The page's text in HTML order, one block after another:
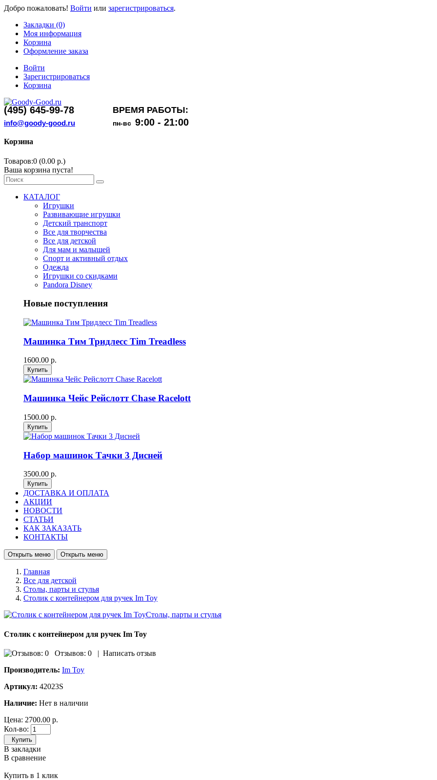
Добро пожаловать! Войти или зарегистрироваться.
Закладки (0)
Моя информация
Корзина
Оформление заказа
Войти
Зарегистрироваться
Корзина
(495) 645-99-78 ВРЕМЯ РАБОТЫ:
info@goody-good.ru пн-вс 9:00 - 21:00
Корзина
Товаров:0 (0.00 р.)
Ваша корзина пуста!
КАТАЛОГ
Игрушки
Развивающие игрушки
Детский транспорт
Все для творчества
Все для детской
Для мам и малышей
Спорт и активный отдых
Одежда
Игрушки со скидками
Pandora Disney
Новые поступления
Машинка Тим Тридлесс Tim Treadless
1600.00 р.
Машинка Чейс Рейслотт Chase Racelott
1500.00 р.
Набор машинок Тачки 3 Дисней
3500.00 р.
ДОСТАВКА И ОПЛАТА
АКЦИИ
НОВОСТИ
СТАТЬИ
КАК ЗАКАЗАТЬ
КОНТАКТЫ
Открыть меню Открыть меню
Главная
Все для детской
Столы, парты и стулья
Столик с контейнером для ручек Im Toy
Столик с контейнером для ручек Im Toy
Отзывов: 0 | Написать отзыв
Производитель: Im Toy
Артикул: 42023S
Наличие: Нет в наличии
Цена: 2700.00 р.
Кол-во:
Купить
В закладки
В сравнение
Купить в 1 клик